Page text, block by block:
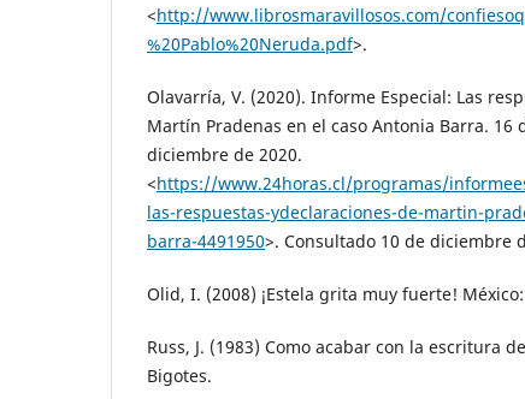
<http://www.librosmaravillosos.com/
%20Pablo%20Neruda.pdf>.
Olavarría, V. (2020). Informe Especial: Las
Martín Pradenas en el caso Antonia Barra. 16
diciembre de 2020.
<https://www.24horas.cl/programas/
las-respuestas-ydeclaraciones-de-martin-
barra-4491950>. Consultado 10 de diciembre
Olid, I. (2008) ¡Estela grita muy fuerte!
Russ, J. (1983) Como acabar con la escritura
Bigotes.